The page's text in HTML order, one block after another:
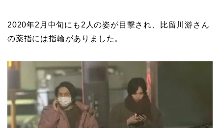
2020年2月中旬にも2人の姿が目撃され、比留川游さん
の薬指には指輪がありました。